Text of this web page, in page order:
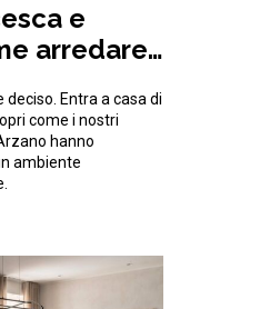
e
arredare
Entra a casa di
come i nostri
hanno
ambiente